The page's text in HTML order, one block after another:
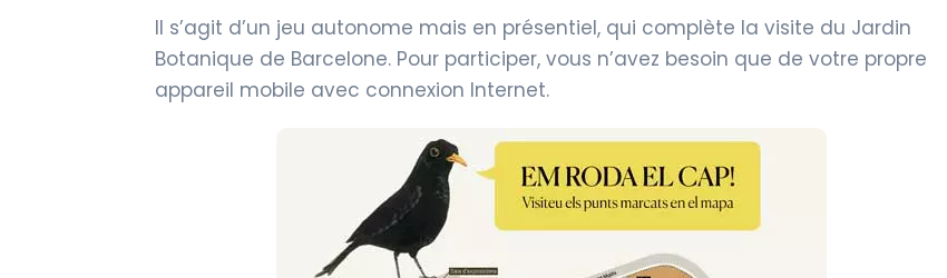
Il s’agit d’un jeu autonome mais en présentiel, qui complète la visite du Jardin
Botanique de Barcelone. Pour participer, vous n’avez besoin que de votre propre
appareil mobile avec connexion Internet.